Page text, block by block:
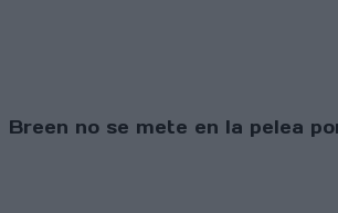
Breen no se mete en la pelea